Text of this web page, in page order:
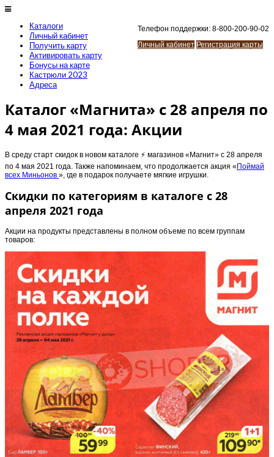
Телефон поддержки: 8-800-200-90-02
Личный кабинет Регистрация карты
Каталоги
Личный кабинет
Получить карту
Активировать карту
Бонусы на карте
Кастрюли 2023
Адреса
Каталог «Магнита» с 28 апреля по
4 мая 2021 года: Акции
В среду старт скидок в новом каталоге ⚡️ магазинов «Магнит» с 28 апреля
по 4 мая 2021 года. Также напоминаем, что продолжается акция « Поймай
всех Миньонов », где в подарок получаете мягкие игрушки.
Скидки по категориям в каталоге с 28
апреля 2021 года
Акции на продукты представлены в полном объеме по всем группам
товаров: